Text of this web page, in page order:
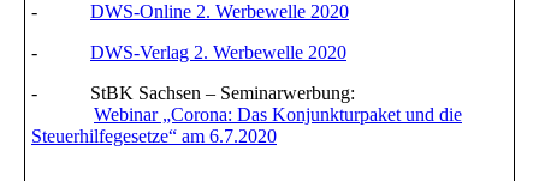
- DWS-Online 2. Werbewelle 2020
- DWS-Verlag 2. Werbewelle 2020
- StBK Sachsen – Seminarwerbung:
Webinar „Corona: Das Konjunkturpaket und die
Steuerhilfegesetze“ am 6.7.2020